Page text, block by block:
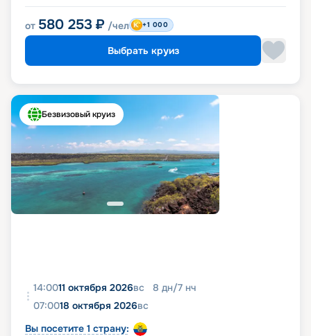
от 580 253 ₽ /чел +1 000
Выбрать круиз
Безвизовый круиз
14:0011 октября 2026вс 8 дн/7 нч
07:0018 октября 2026вс
Вы посетите 1 страну: